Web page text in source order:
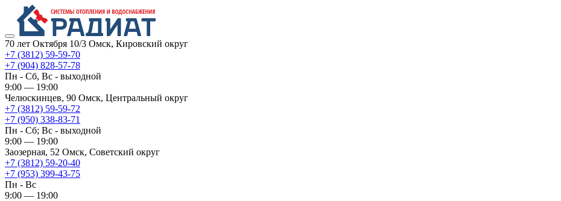
70 лет Октября 10/3 Омск, Кировский округ
+7 (3812) 59-59-70
+7 (904) 828-57-78
Пн - Сб, Вс - выходной
9:00 — 19:00
Челюскинцев, 90 Омск, ​Центральный округ
+7 (3812) 59-59-72
+7 (950) 338-83-71
Пн - Сб; Вс - выходной
9:00 — 19:00
Заозерная, 52 Омск, ​Советский округ
+7 (3812) 59-20-40
+7 (953) 399-43-75
Пн - Вс
9:00 — 19:00